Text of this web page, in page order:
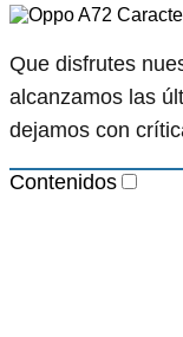
Que disfrutes
alcanzamos las
dejamos con
Contenidos